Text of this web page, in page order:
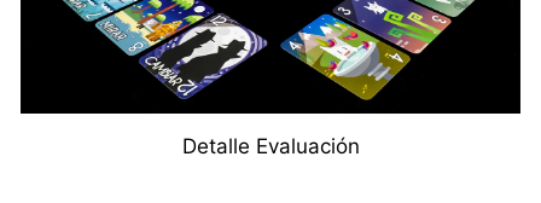
Detalle Evaluación